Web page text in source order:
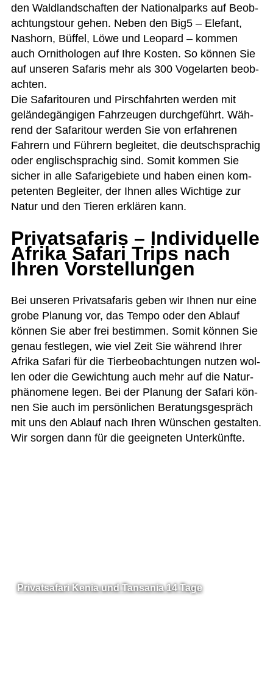
den Wald­land­schaf­ten der Natio­nal­parks auf Beob­
ach­tungs­tour gehen. Neben den Big5 – Ele­fant,
Nas­horn, Büf­fel, Löwe und Leo­pard – kom­men
auch Orni­tho­lo­gen auf Ihre Kos­ten. So kön­nen Sie
auf unse­ren Safa­ris mehr als 300 Vogel­ar­ten beob­
ach­ten.
Die Safa­ri­tou­ren und Pirsch­fahr­ten wer­den mit
gelän­de­gän­gi­gen Fahr­zeu­gen durch­ge­führt. Wäh­
rend der Safa­ri­tour wer­den Sie von erfah­re­nen
Fah­rern und Füh­rern beglei­tet, die deutsch­spra­chig
oder eng­lisch­spra­chig sind. Somit kom­men Sie
sicher in alle Safa­ri­ge­biete und haben einen kom­
pe­ten­ten Beglei­ter, der Ihnen alles Wich­tige zur
Natur und den Tie­ren erklä­ren kann.
Privatsafaris – Individuelle
Afrika Safari Trips nach
Ihren Vorstellungen
Bei unse­ren Pri­vat­safa­ris geben wir Ihnen nur eine
grobe Pla­nung vor, das Tempo oder den Ablauf
kön­nen Sie aber frei bestim­men. Somit kön­nen Sie
genau fest­le­gen, wie viel Zeit Sie wäh­rend Ihrer
Afrika Safari für die Tier­be­ob­ach­tun­gen nut­zen wol­
len oder die Gewich­tung auch mehr auf die Natur­
phä­no­mene legen. Bei der Pla­nung der Safari kön­
nen Sie auch im per­sön­li­chen Bera­tungs­ge­spräch
mit uns den Ablauf nach Ihren Wün­schen gestal­ten.
Wir sor­gen dann für die geeig­ne­ten Unterkünfte.
Privatsafari Kenia und Tansania 14 Tage